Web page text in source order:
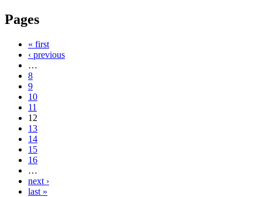
Pages
« first
‹ previous
…
8
9
10
11
12
13
14
15
16
…
next ›
last »